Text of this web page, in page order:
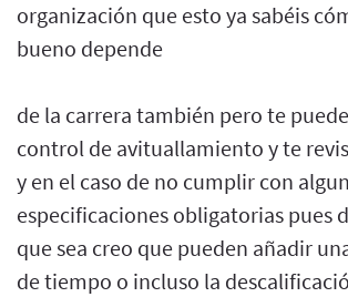
organización que esto ya sabéis
bueno depende
de la carrera también pero te
control de avituallamiento y te
y en el caso de no cumplir con
especificaciones obligatorias pues
que sea creo que pueden añadir
de tiempo o incluso la